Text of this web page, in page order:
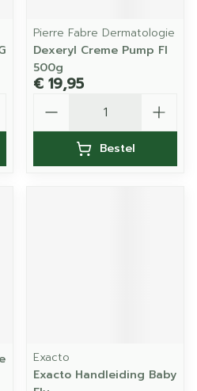
Pierre Fabre Dermatologie
Dexeryl Creme Pump Fl
500g
€ 19,95
Bestel
Exacto
Exacto Handleiding Baby